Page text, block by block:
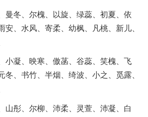
曼冬、尔槐、以旋、绿蕊、初夏、依
安、水风、寄柔、幼枫、凡桃、新儿、
小凝、映寒、傲菡、谷蕊、笑槐、飞
冬、书竹、半烟、绮波、小之、觅露、
山彤、尔柳、沛柔、灵萱、沛凝、白